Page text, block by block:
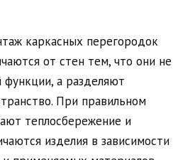
от стен тем, что они не
а разделяют
При правильном
теплосбережение и
изделия в зависимости